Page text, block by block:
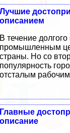
Лучшие
описанием
В течение
промышленным
страны. Но со
популярность
отсталым
Главные
описание